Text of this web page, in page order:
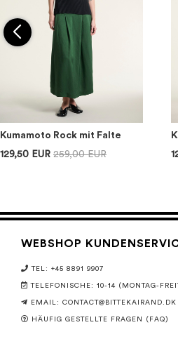
Kumamoto Rock mit Falte
129,50 EUR 259,00 EUR
WEBSHOP
TEL: +45 8891 9907
TELEFONISCHE: 10-14 (MONTAG-
EMAIL: CONTACT@BITTEKAIRAND.DK
HÄUFIG GESTELLTE FRAGEN (FAQ)